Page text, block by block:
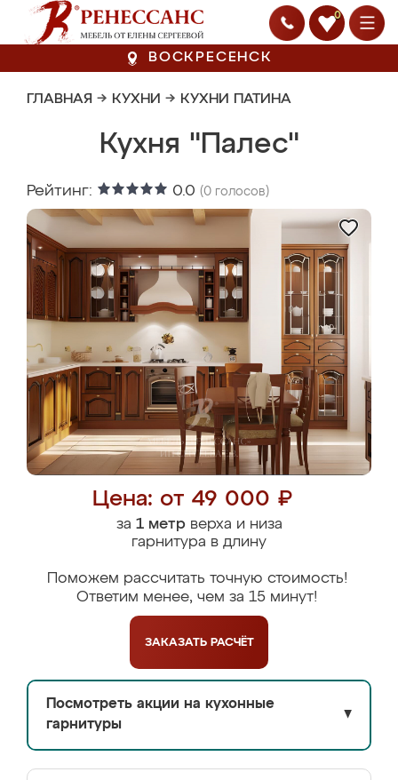
0
ВОСКРЕСЕНСК
ГЛАВНАЯ → КУХНИ → КУХНИ ПАТИНА
Кухня "Палес"
Рейтинг: 0.0 (0 голосов)
Цена: от 49 000 ₽
за 1 метрверха и низа
гарнитура в длину
Поможем рассчитать точную стоимость!
Ответим менее, чем за 15 минут!
ЗАКАЗАТЬ РАСЧЁТ
Посмотреть акции на кухонные
гарнитуры
▼